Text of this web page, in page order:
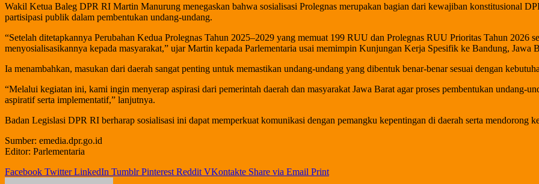
Wakil Ketua Baleg DPR RI Martin Manurung menegaskan bahwa sosialisasi Prolegnas merupakan bagian dari kewajiban konstitusional
partisipasi publik dalam pembentukan undang-undang.
“Setelah ditetapkannya Perubahan Kedua Prolegnas Tahun 2025–2029 yang memuat 199 RUU dan Prolegnas RUU Prioritas Tahun
menyosialisasikannya kepada masyarakat,” ujar Martin kepada Parlementaria usai memimpin Kunjungan Kerja Spesifik ke Bandung, Jawa
Ia menambahkan, masukan dari daerah sangat penting untuk memastikan undang-undang yang dibentuk benar-benar sesuai dengan
“Melalui kegiatan ini, kami ingin menyerap aspirasi dari pemerintah daerah dan masyarakat Jawa Barat agar proses pembentukan undang-
aspiratif serta implementatif,” lanjutnya.
Badan Legislasi DPR RI berharap sosialisasi ini dapat memperkuat komunikasi dengan pemangku kepentingan di daerah serta mendorong
Sumber: emedia.dpr.go.id
Editor: Parlementaria
Facebook Twitter LinkedIn Tumblr Pinterest Reddit VKontakte Share via Email Print